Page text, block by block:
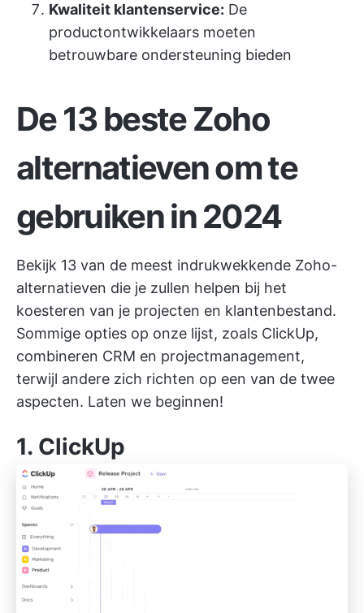
Kwaliteit klantenservice: De
productontwikkelaars moeten
betrouwbare ondersteuning bieden
De 13 beste Zoho
alternatieven om te
gebruiken in 2024
Bekijk 13 van de meest indrukwekkende Zoho-
alternatieven die je zullen helpen bij het
koesteren van je projecten en klantenbestand.
Sommige opties op onze lijst, zoals ClickUp,
combineren CRM en projectmanagement,
terwijl andere zich richten op een van de twee
aspecten. Laten we beginnen!
1. ClickUp